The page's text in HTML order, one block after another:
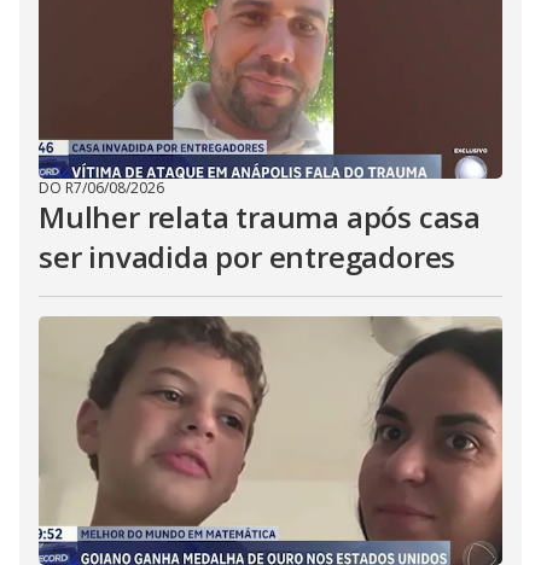
DO R7/06/08/2026
Mulher relata trauma após casa
ser invadida por entregadores